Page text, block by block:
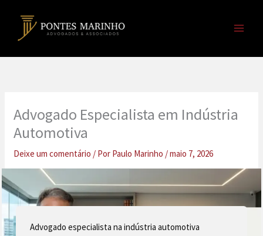
Advogado Especialista em Indústria
Automotiva
Deixe um comentário / Por Paulo Marinho /maio 7, 2026
Advogado especialista na indústria automotiva